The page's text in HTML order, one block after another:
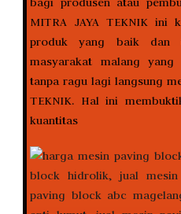
MITRA JAYA TEKNIK ini
produk yang baik dan
masyarakat malang
tanpa ragu lagi langsung
TEKNIK. Hal ini
kuantitas